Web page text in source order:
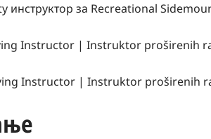
инструктор за Recreational
Instructor | Instruktor proširenih
Instructor | Instruktor proširenih